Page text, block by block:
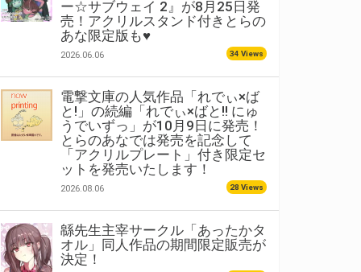
ー☆サブウェイ 2』が8月25日発
売！アクリルスタンド付きとらの
あな限定版も♥
2026.06.06 34 Views
電撃文庫の人気作品「れでぃ×ば
と!」の続編「れでぃ×ばと!! にゅ
うでいずっ」が10月9日に発売！
とらのあなでは発売を記念して
「アクリルプレート」付き限定セ
ットを発売いたします！
2026.08.06 28 Views
緜先生主宰サークル「あったかタ
オル」同人作品の期間限定販売が
決定！